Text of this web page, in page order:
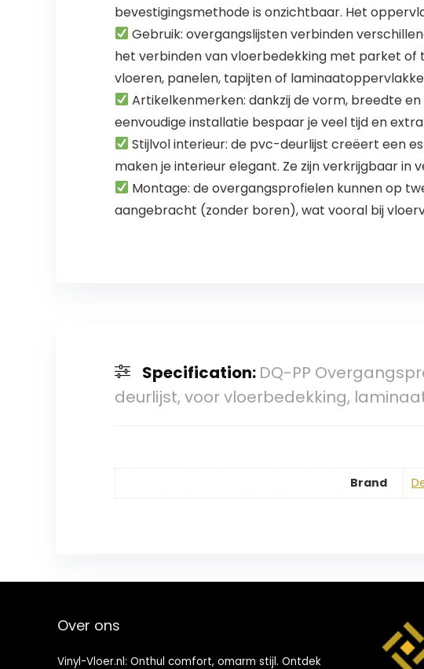
bevestigingsmethode is onzichtbaar. Het
Gebruik: overgangslijsten verbinden
het verbinden van vloerbedekking met parket of
vloeren, panelen, tapijten of
Artikelkenmerken: dankzij de vorm, breedte
eenvoudige installatie bespaar je veel tijd en
Stijlvol interieur: de pvc-deurlijst creëert een
maken je interieur elegant. Ze zijn verkrijgbaar in
Montage: de overgangsprofielen kunnen op
aangebracht (zonder boren), wat vooral bij
Specification: DQ-PP
deurlijst, voor vloerbedekking,
Brand
Over ons
Vinyl-Vloer.nl: Onthul comfort, omarm stijl. Ontdek